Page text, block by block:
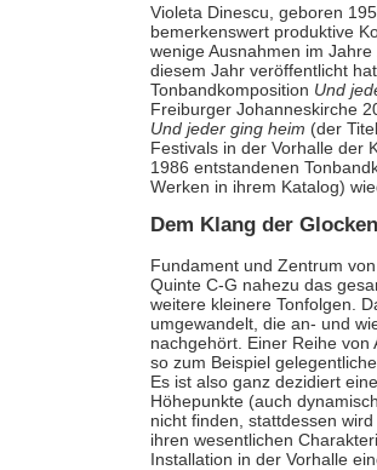
Violeta Dinescu, geboren
bemerkenswert produktive
wenige Ausnahmen im
diesem Jahr veröffentlicht
Tonbandkomposition Und
Freiburger Johanneskirche
Und jeder ging heim (der
Festivals in der Vorhalle der
1986 entstandenen
Werken in ihrem Katalog)
Dem Klang der
Fundament und Zentrum von
Quinte C-G nahezu das
weitere kleinere Tonfolgen.
umgewandelt, die an- und
nachgehört. Einer Reihe von
so zum Beispiel
Es ist also ganz dezidiert
Höhepunkte (auch
nicht finden, stattdessen
ihren wesentlichen
Installation in der Vorhalle